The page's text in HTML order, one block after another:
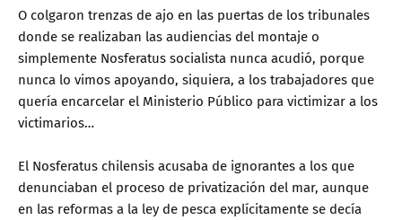
O colgaron trenzas de ajo en las puertas de los tribunales
donde se realizaban las audiencias del montaje o
simplemente Nosferatus socialista nunca acudió, porque
nunca lo vimos apoyando, siquiera, a los trabajadores que
quería encarcelar el Ministerio Público para victimizar a los
victimarios…
El Nosferatus chilensis acusaba de ignorantes a los que
denunciaban el proceso de privatización del mar, aunque
en las reformas a la ley de pesca explícitamente se decía